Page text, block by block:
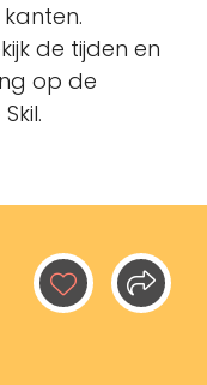
de tijden en
op de